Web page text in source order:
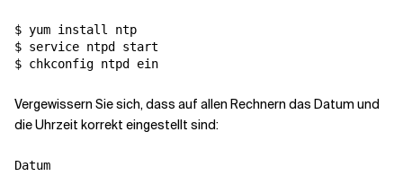
$ yum install ntp
$ service ntpd start
Vergewissern Sie sich, dass auf allen Rechnern das Datum und
die Uhrzeit korrekt eingestellt sind: